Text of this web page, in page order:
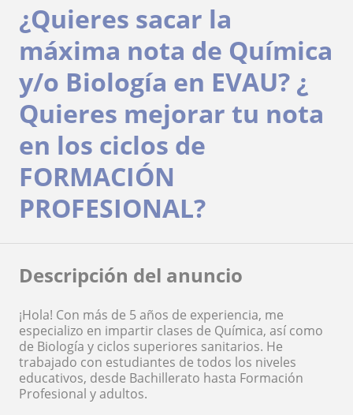
¿Quieres sacar la
máxima nota de Química
y/o Biología en EVAU? ¿
Quieres mejorar tu nota
en los ciclos de
FORMACIÓN
PROFESIONAL?
Descripción del anuncio
¡Hola! Con más de 5 años de experiencia, me
especializo en impartir clases de Química, así como
de Biología y ciclos superiores sanitarios. He
trabajado con estudiantes de todos los niveles
educativos, desde Bachillerato hasta Formación
Profesional y adultos.